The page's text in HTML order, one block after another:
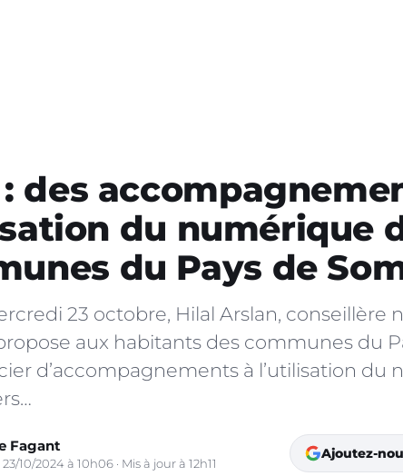
des
du numérique
du Pays de
23 octobre, ️Hilal Arslan, conseillère
aux habitants des communes du
d’accompagnements à l’utilisation du
Fagant
10/2024 à 10h06 · Mis à jour à 12h11
Ajoutez-